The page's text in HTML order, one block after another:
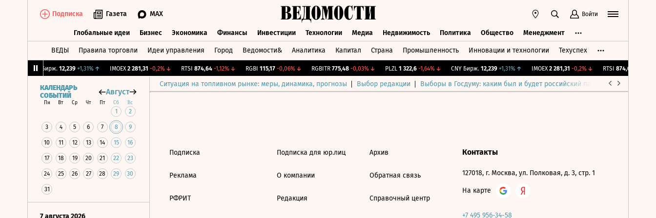
Подписка Газета MAX Войти
Глобальные идеи Бизнес Экономика Финансы Инвестиции Технологии Медиа Недвижимость Политика Общество Менеджмент
ВЕДЫ Правила торговли Идеи управления Город Ведомости& Аналитика Капитал Страна Промышленность Инновации и технологии Техуспех
CNY Бирж. 12,239 +1,31%↑ IMOEX 2 281,31 -0,2%↓ RTSI 874,64 -1,12%↓ RGBI 115,17 -0,06%↓ RGBITR 775,48 -0,03%↓ PLZL 1 322,6 -1,64%↓ CNY Бирж. 12,239 +1,31%↑ IMOEX 2 281,31 -0,2%↓ RTSI 874,64
Ситуация на топливном рынке: меры, динамика, прогнозы Выбор редакции Выборы в Госдуму: каким был и будет российский парламент
КАЛЕНДАРЬ
СОБЫТИЙ
Август
Пн Вт Ср Чт Пт Сб Вс
1 2
3 4 5 6 7 8 9
10 11 12 13 14 15 16
17 18 19 20 21 22 23
24 25 26 27 28 29 30
31
7 августа 2026
Подписка
Реклама
РФРИТ
Подписка для юр.лиц
О компании
Редакция
Архив
Обратная связь
Справочный центр
Контакты
127018, г. Москва, ул. Полковая, д. 3, стр. 1
На карте
+7 495 956-34-58